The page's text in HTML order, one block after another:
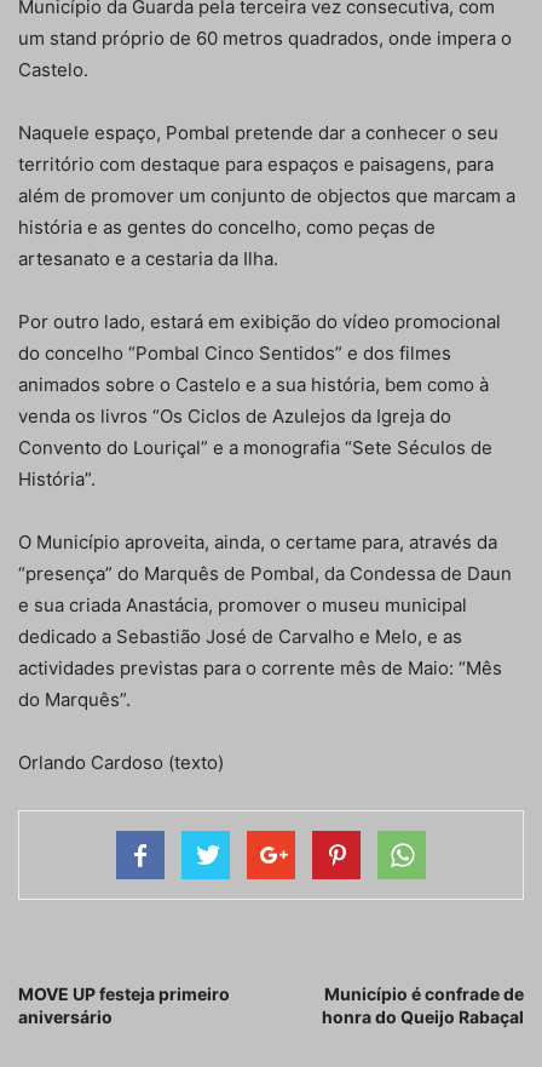
Município da Guarda pela terceira vez consecutiva, com
um stand próprio de 60 metros quadrados, onde impera o
Castelo.
Naquele espaço, Pombal pretende dar a conhecer o seu
território com destaque para espaços e paisagens, para
além de promover um conjunto de objectos que marcam a
história e as gentes do concelho, como peças de
artesanato e a cestaria da Ilha.
Por outro lado, estará em exibição do vídeo promocional
do concelho “Pombal Cinco Sentidos” e dos filmes
animados sobre o Castelo e a sua história, bem como à
venda os livros “Os Ciclos de Azulejos da Igreja do
Convento do Louriçal” e a monografia “Sete Séculos de
História”.
O Município aproveita, ainda, o certame para, através da
“presença” do Marquês de Pombal, da Condessa de Daun
e sua criada Anastácia, promover o museu municipal
dedicado a Sebastião José de Carvalho e Melo, e as
actividades previstas para o corrente mês de Maio: “Mês
do Marquês”.
Orlando Cardoso (texto)
MOVE UP festeja primeiro
aniversário
Município é confrade de
honra do Queijo Rabaçal